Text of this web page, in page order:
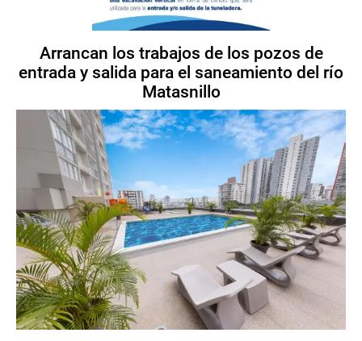
Arrancan los trabajos de los pozos de
entrada y salida para el saneamiento del río
Matasnillo